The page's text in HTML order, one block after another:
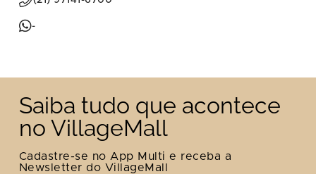
-
Saiba tudo que acontece
no VillageMall
Cadastre-se no App Multi e receba a
Newsletter do VillageMall